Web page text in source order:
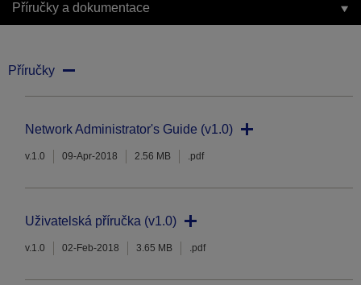
Příručky a dokumentace
Příručky
Network Administrator's Guide (v1.0)
v.1.0 09-Apr-2018 2.56 MB .pdf
Uživatelská příručka (v1.0)
v.1.0 02-Feb-2018 3.65 MB .pdf